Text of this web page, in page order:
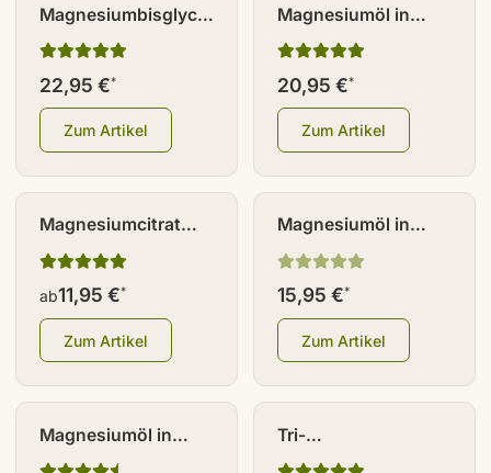
Magnesiumbisglycinat
Kapseln 180 Stk.
22,95 €*
Zum Artikel
Magnesiumöl in
Glasflasche 1000 ml
20,95 €*
Zum Artikel
Magnesiumcitrat
Pulver
ab11,95 €*
Zum Artikel
Magnesiumöl in
Glasflasche 500 ml
15,95 €*
Zum Artikel
Magnesiumöl in
Glasflasche inkl.
Tri-
Magnesiumdicitrat